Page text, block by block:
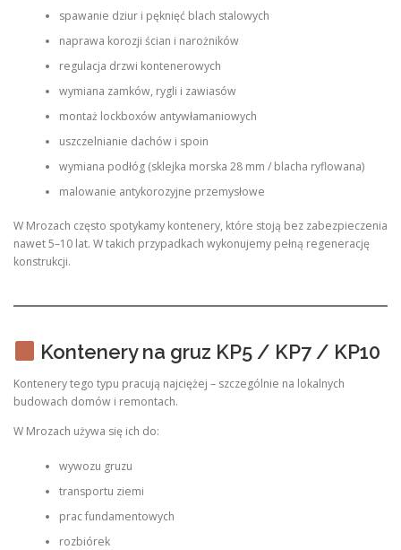
spawanie dziur i pęknięć blach stalowych
naprawa korozji ścian i narożników
regulacja drzwi kontenerowych
wymiana zamków, rygli i zawiasów
montaż lockboxów antywłamaniowych
uszczelnianie dachów i spoin
wymiana podłóg (sklejka morska 28 mm / blacha ryflowana)
malowanie antykorozyjne przemysłowe
W Mrozach często spotykamy kontenery, które stoją bez zabezpieczenia
nawet 5–10 lat. W takich przypadkach wykonujemy pełną regenerację
konstrukcji.
Kontenery na gruz KP5 / KP7 / KP10
Kontenery tego typu pracują najciężej – szczególnie na lokalnych
budowach domów i remontach.
W Mrozach używa się ich do:
wywozu gruzu
transportu ziemi
prac fundamentowych
rozbiórek